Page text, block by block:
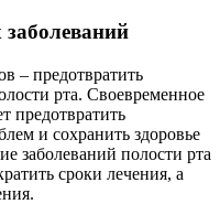
– предотвратить
рта. Своевременное
предотвратить
и сохранить здоровье
заболеваний полости рта
сроки лечения, а